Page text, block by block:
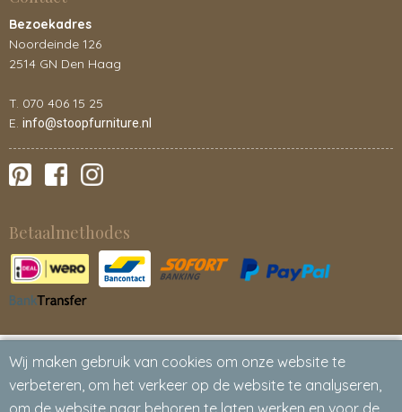
Bezoekadres
Noordeinde 126
2514 GN Den Haag
T. 070 406 15 25
E. info@stoopfurniture.nl
Betaalmethodes
Wij maken gebruik van cookies om onze website te
verbeteren, om het verkeer op de website te analyseren,
om de website naar behoren te laten werken en voor de